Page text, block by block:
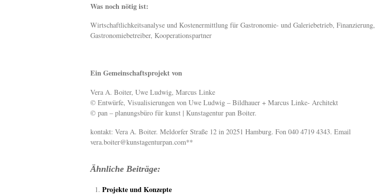
Was noch nötig ist:
Wirtschaftlichkeitsanalyse und Kostenermittlung für Gastronomie- und Galeriebetrieb, Finanzierung,
Gastronomiebetreiber, Kooperationspartner
Ein Gemeinschaftsprojekt von
Vera A. Boiter, Uwe Ludwig, Marcus Linke
© Entwürfe, Visualisierungen von Uwe Ludwig – Bildhauer + Marcus Linke- Architekt
© pan – planungsbüro für kunst | Kunstagentur pan Boiter.
kontakt: Vera A. Boiter. Meldorfer Straße 12 in 20251 Hamburg. Fon 040 4719 4343. Email
vera.boiter@kunstagenturpan.com**
Ähnliche Beiträge:
Projekte und Konzepte